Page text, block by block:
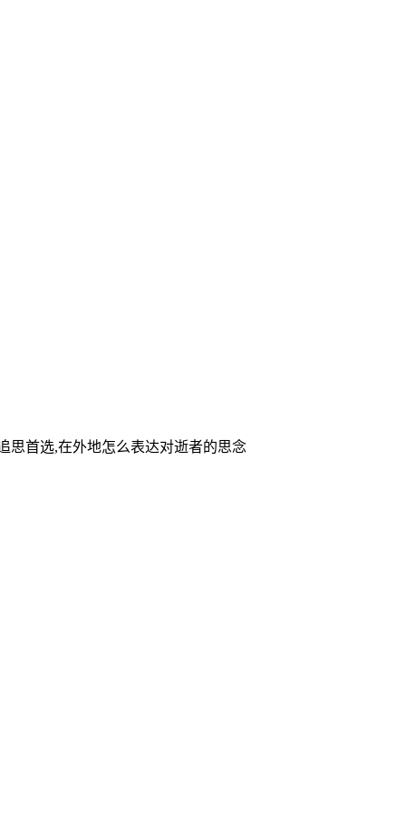
思首选,在外地怎么表达对逝者的思念